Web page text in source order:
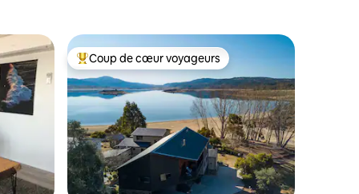
Coups de cœur voyageurs les plus appréciés
Coup de cœur voyageurs